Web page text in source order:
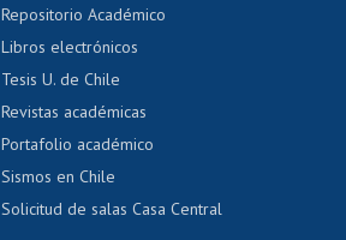
Repositorio Académico
Libros electrónicos
Tesis U. de Chile
Revistas académicas
Portafolio académico
Sismos en Chile
Solicitud de salas Casa Central